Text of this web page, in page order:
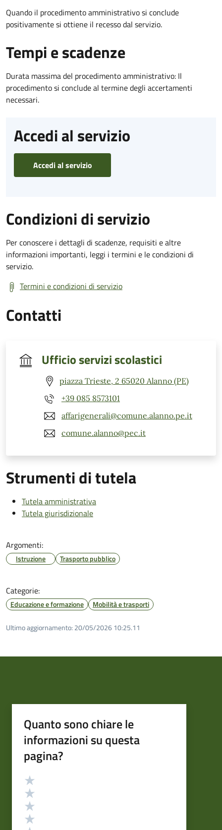
Quando il procedimento amministrativo si conclude
positivamente si ottiene il recesso dal servizio.
Tempi e scadenze
Durata massima del procedimento amministrativo: Il
procedimento si conclude al termine degli accertamenti
necessari.
Accedi al servizio
Accedi al servizio
Condizioni di servizio
Per conoscere i dettagli di scadenze, requisiti e altre
informazioni importanti, leggi i termini e le condizioni di
servizio.
Termini e condizioni di servizio
Contatti
Ufficio servizi scolastici
piazza Trieste, 2 65020 Alanno (PE)
+39 085 8573101
affarigenerali@comune.alanno.pe.it
comune.alanno@pec.it
Strumenti di tutela
Tutela amministrativa
Tutela giurisdizionale
Argomenti:
Istruzione Trasporto pubblico
Categorie:
Educazione e formazione Mobilità e trasporti
Ultimo aggiornamento: 20/05/2026 10:25.11
Quanto sono chiare le
informazioni su questa
pagina?
Valutazione